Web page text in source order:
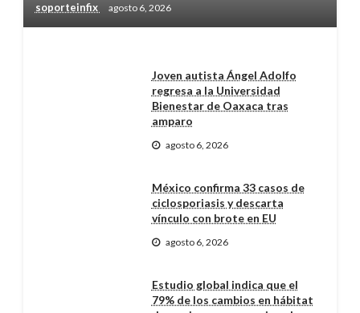
soporteinfix agosto 6, 2026
Joven autista Ángel Adolfo
regresa a la Universidad
Bienestar de Oaxaca tras
amparo
agosto 6, 2026
México confirma 33 casos de
ciclosporiasis y descarta
vínculo con brote en EU
agosto 6, 2026
Estudio global indica que el
79% de los cambios en hábitat